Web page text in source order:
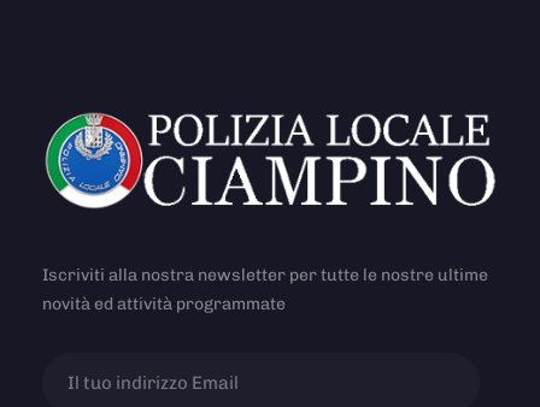
Iscriviti alla nostra newsletter per tutte le nostre ultime
novità ed attività programmate